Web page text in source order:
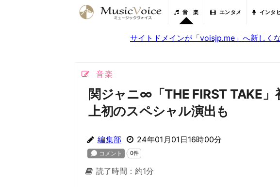
音 楽 エンタメ インタ
サイトドメインが「voisjp.me」へ新しく
音楽
関ジャニ∞「THE FIRST TAKE
上初のスペシャル演出も
編集部 24年01月01日16時00分
読了時間：約1分